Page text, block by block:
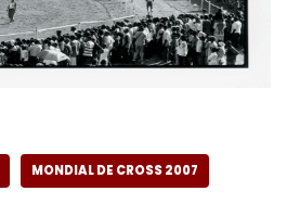
MONDIAL DE CROSS 2007